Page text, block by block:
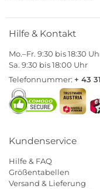
Hilfe & Kontakt
Mo.–Fr. 9:30 bis 18:30
Sa. 9:30 bis 18:00 Uhr
Telefonnummer: + 43
Kundenservice
Hilfe & FAQ
Größentabellen
Versand & Lieferung